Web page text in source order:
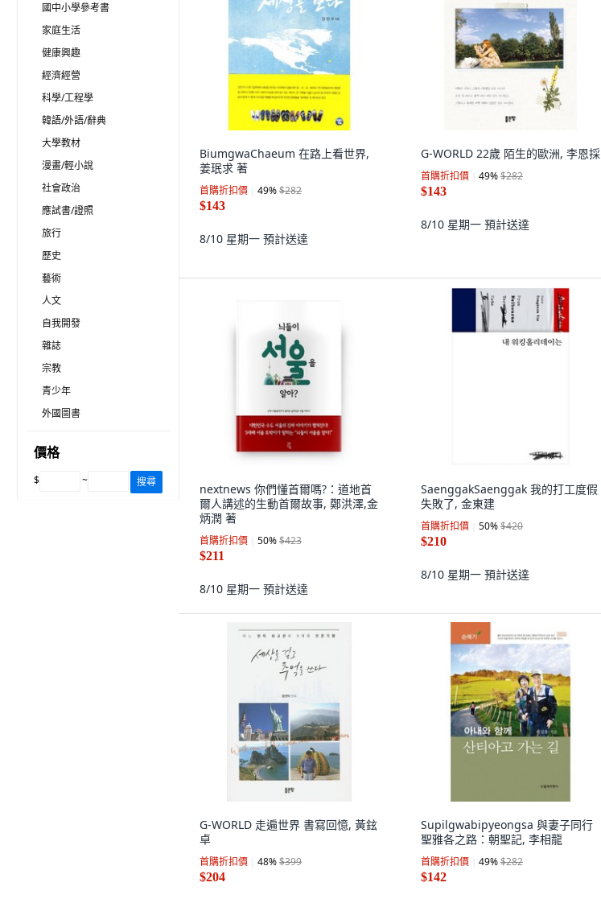
國中小學參考書
家庭生活
健康興趣
經濟經營
科學/工程學
韓語/外語/辭典
大學教材
漫畫/輕小說
社會政治
應試書/證照
旅行
歷史
藝術
人文
自我開發
雜誌
宗教
青少年
外國圖書
價格
$ ~ 搜尋
BiumgwaChaeum 在路上看世界,
姜珉求 著
首購折扣價 49%$282
$143
8/10 星期一 預計送達
G-WORLD 22歲 陌生的歐洲, 李恩採
首購折扣價 49%$282
$143
8/10 星期一 預計送達
nextnews 你們懂首爾嗎?：道地首
爾人講述的生動首爾故事, 鄭洪澤,金
炳潤 著
首購折扣價 50%$423
$211
8/10 星期一 預計送達
SaenggakSaenggak 我的打工度假
失敗了, 金東建
首購折扣價 50%$420
$210
8/10 星期一 預計送達
G-WORLD 走遍世界 書寫回憶, 黃鉉
卓
首購折扣價 48%$399
$204
Supilgwabipyeongsa 與妻子同行
聖雅各之路：朝聖記, 李相龍
首購折扣價 49%$282
$142